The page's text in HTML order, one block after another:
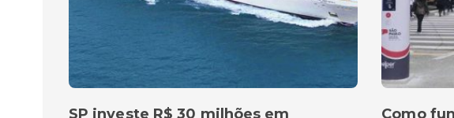
Como
SP investe R$ 30 milhões em